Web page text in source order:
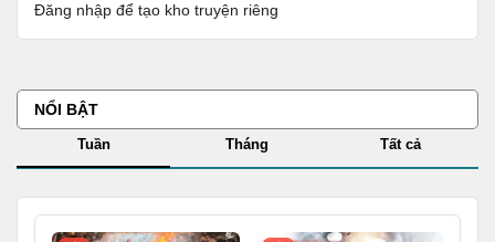
Đăng nhập để tạo kho truyện riêng
NỔI BẬT
Tuần Tháng Tất cả